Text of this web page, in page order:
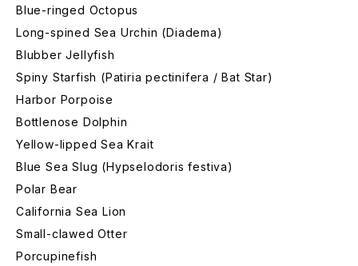
Blue-ringed Octopus
Long-spined Sea Urchin (Diadema)
Blubber Jellyfish
Spiny Starfish (Patiria pectinifera / Bat Star)
Harbor Porpoise
Bottlenose Dolphin
Yellow-lipped Sea Krait
Blue Sea Slug (Hypselodoris festiva)
Polar Bear
California Sea Lion
Small-clawed Otter
Porcupinefish